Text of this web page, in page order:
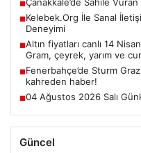
■
■Kelebek.Org İle Sanal
Deneyimi
■Altın fiyatları canlı 14
Gram, çeyrek, yarım ve
■Fenerbahçe’de Sturm
kahreden haber!
■04 Ağustos 2026 Salı
Güncel